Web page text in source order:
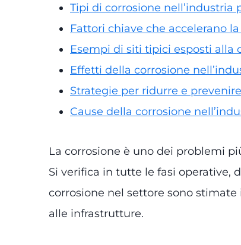
Tipi di corrosione nell’industria
Fattori chiave che accelerano
Esempi di siti tipici esposti alla
Effetti della corrosione
Strategie per ridurre e
Cause della corrosione
La corrosione è uno dei problemi
Si verifica in tutte le fasi operative,
corrosione nel settore sono
alle infrastrutture.